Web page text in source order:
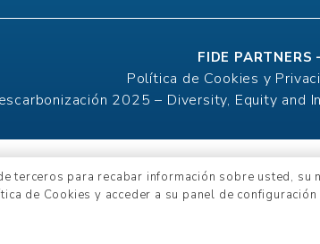
FIDE PARTNERS
Política de Cookies y
2025 – Diversity, Equity and
terceros para recabar información sobre usted,
de Cookies y acceder a su panel de